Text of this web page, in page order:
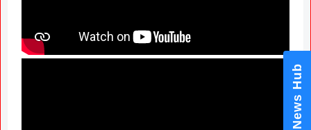
News Hub